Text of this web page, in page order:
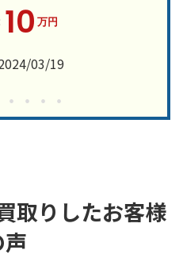
10 万円
03/19
取りしたお客様